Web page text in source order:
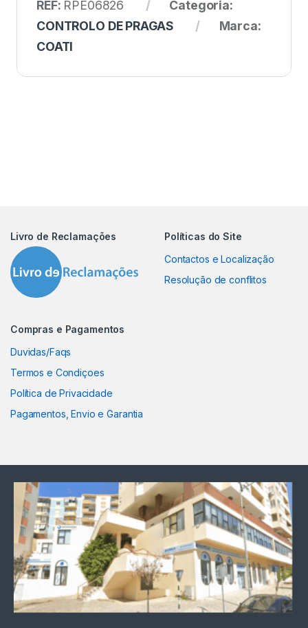
REF: RPE06826
Categoria:
CONTROLO DE PRAGAS
Marca:
COATI
Livro de Reclamações
Políticas do Site
Contactos e Localização
Resolução de conflitos
Compras e Pagamentos
Duvidas/Faqs
Termos e Condiçoes
Política de Privacidade
Pagamentos, Envio e Garantia